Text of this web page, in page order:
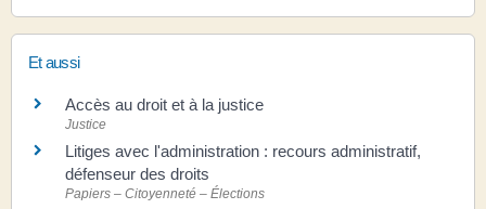
Et aussi
Accès au droit et à la justice
Justice
Litiges avec l'administration : recours administratif,
défenseur des droits
Papiers – Citoyenneté – Élections